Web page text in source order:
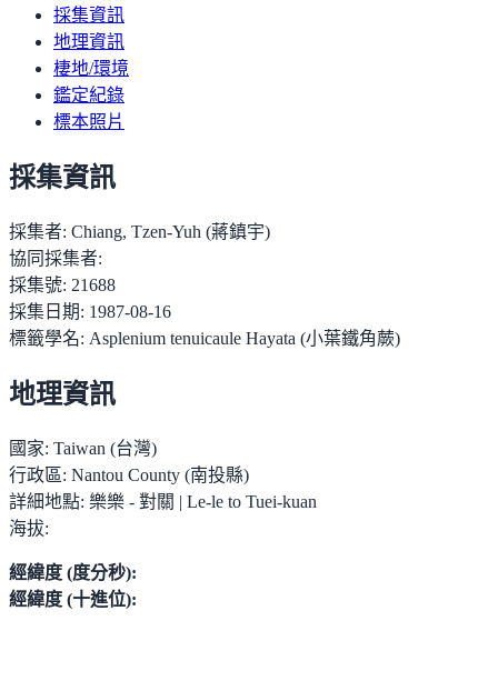
採集資訊
地理資訊
棲地/環境
鑑定紀錄
標本照片
採集資訊
採集者: Chiang, Tzen-Yuh (蔣鎮宇)
協同採集者:
採集號: 21688
採集日期: 1987-08-16
標籤學名: Asplenium tenuicaule Hayata (小葉鐵角蕨)
地理資訊
國家: Taiwan (台灣)
行政區: Nantou County (南投縣)
詳細地點: 樂樂 - 對關 | Le-le to Tuei-kuan
海拔:
經緯度 (度分秒):
經緯度 (十進位):